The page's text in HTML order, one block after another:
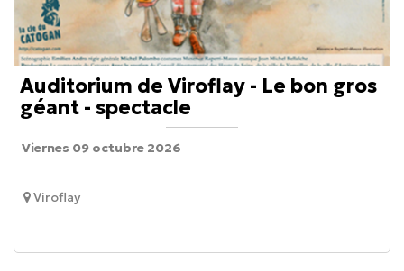
Auditorium de Viroflay - Le bon gros
géant - spectacle
Viroflay
Viernes 09 octubre 2026